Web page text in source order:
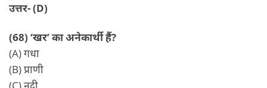
उत्तर- (D)
(68) ‘खर’ का अनेकार्थी हैं?
(A) गधा
(B) प्राणी
(C) नदी